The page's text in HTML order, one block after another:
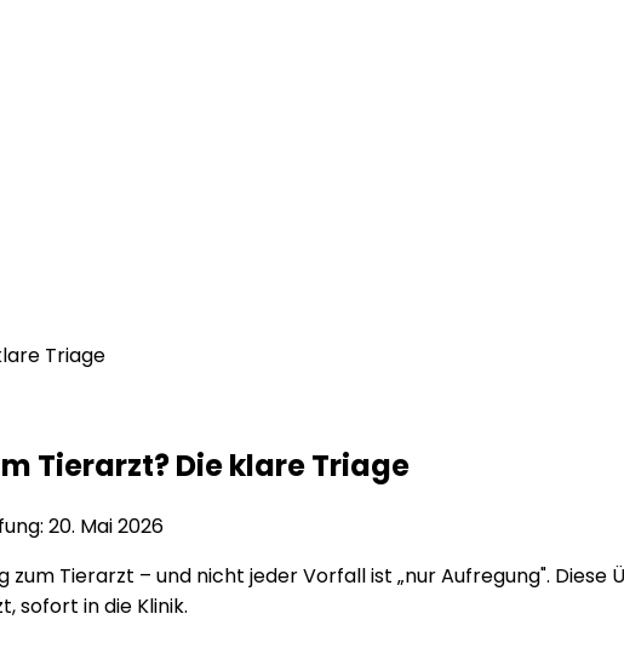
Triage
Tierarzt? Die klare Triage
20. Mai 2026
Tierarzt – und nicht jeder Vorfall ist „nur Aufregung".
sofort in die Klinik.